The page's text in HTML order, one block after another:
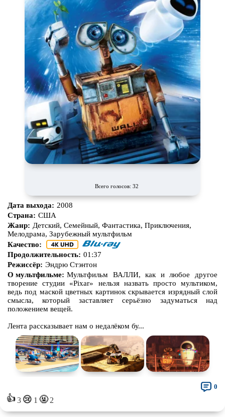
Сверхспособности Ситком
Слэшер Стимпанк
Сцены с обнажённой натурой Турецкий сериал
Чёрная комедия Экранизация
В ожидании TeleSynch
CAMRip
Всего голосов: 32
Дата выхода: 2008
Страна: США
Жанр: Детский, Семейный, Фантастика, Приключения,
Мелодрама, Зарубежный мультфильм
Качество:
Продолжительность: 01:37
Режиссёр: Эндрю Стэнтон
О мультфильме: Мультфильм ВАЛЛИ, как и любое другое
творение студии «Pixar» нельзя назвать просто мультиком,
ведь под маской цветных картинок скрывается изрядный слой
смысла, который заставляет серьёзно задуматься над
положением вещей.
Лента рассказывает нам о недалёком бу...
👍3 😢 1 🤬 2
0